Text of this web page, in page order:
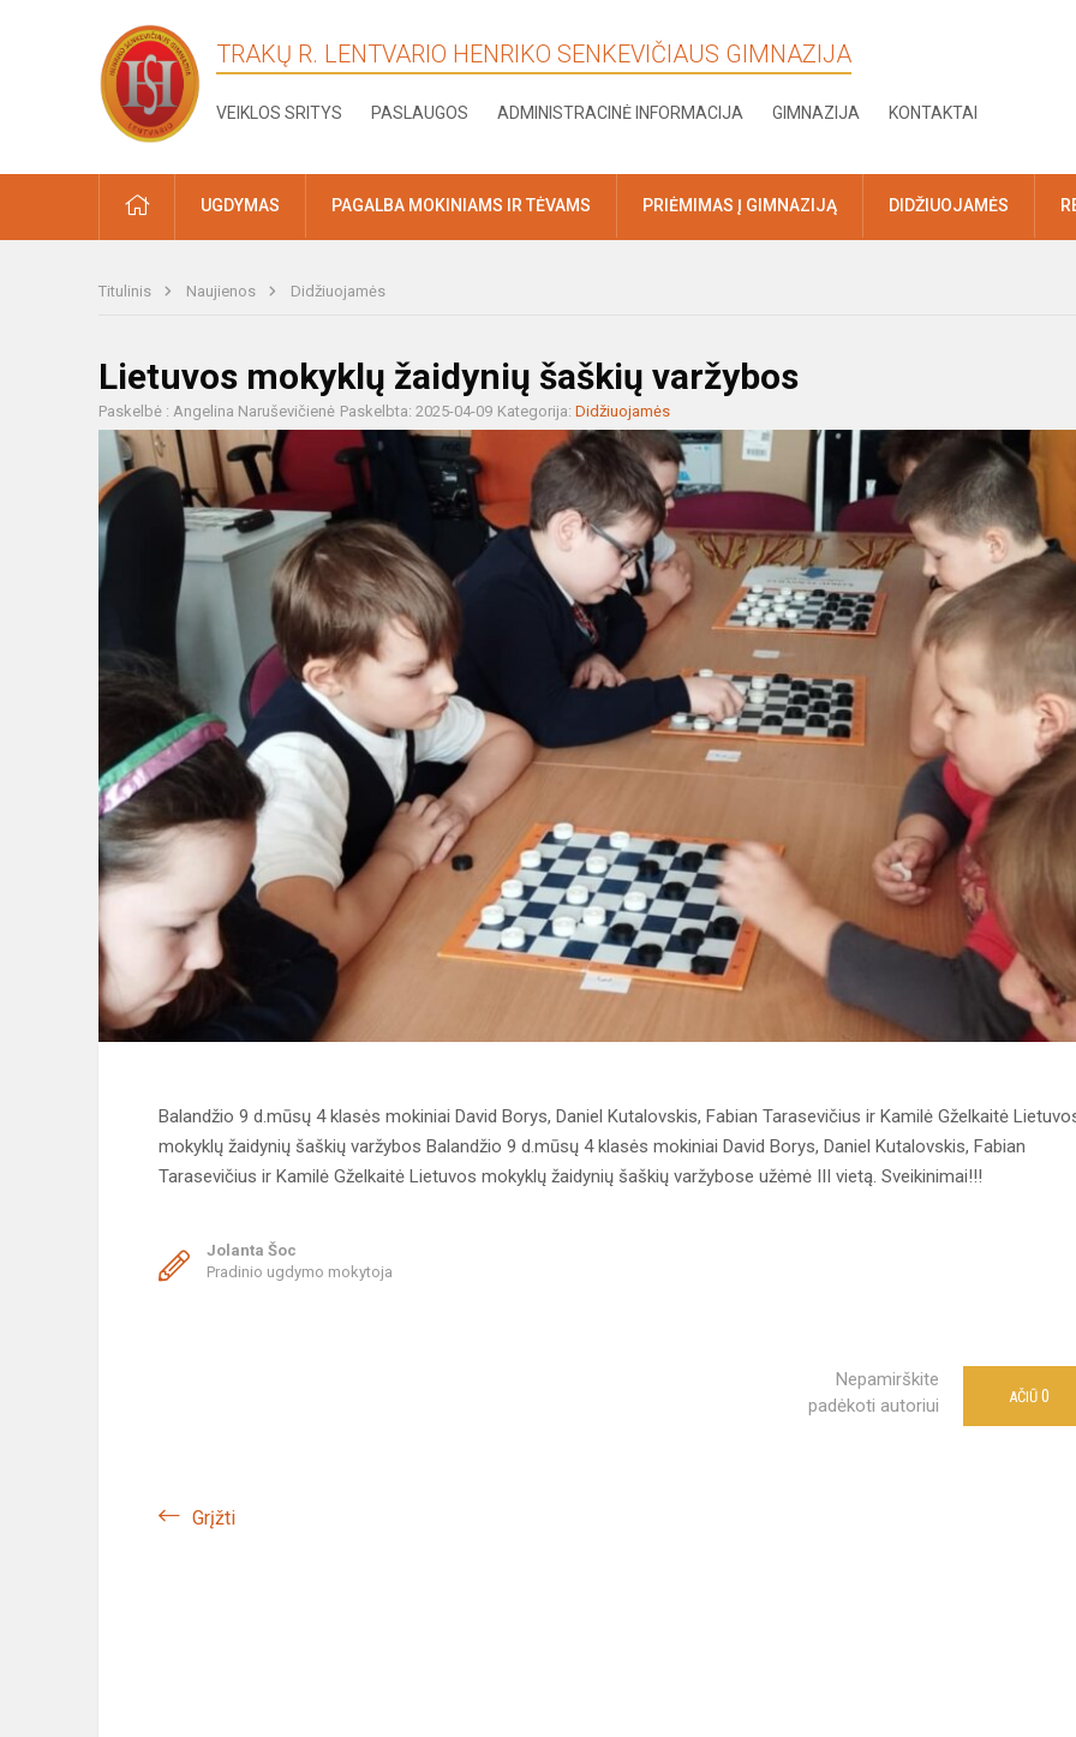
TRAKŲ R. LENTVARIO HENRIKO SENKEVIČIAUS GIMNAZIJA
VEIKLOS SRITYS PASLAUGOS ADMINISTRACINĖ INFORMACIJA GIMNAZIJA KONTAKTAI
PRADŽIAUGDYMAS PAGALBA MOKINIAMS IR TĖVAMS PRIĖMIMAS Į GIMNAZIJĄ DIDŽIUOJAMĖS
Titulinis Naujienos Didžiuojamės
Lietuvos mokyklų žaidynių šaškių varžybos
Paskelbė : Angelina Naruševičienė Paskelbta: 2025-04-09 Kategorija: Didžiuojamės
Balandžio 9 d.mūsų 4 klasės mokiniai David Borys, Daniel Kutalovskis, Fabian Tarasevičius ir Kamilė Gželkaitė
mokyklų žaidynių šaškių varžybos Balandžio 9 d.mūsų 4 klasės mokiniai David Borys, Daniel Kutalovskis, Fabian
Tarasevičius ir Kamilė Gželkaitė Lietuvos mokyklų žaidynių šaškių varžybose užėmė III vietą. Sveikinimai!!!
Jolanta Šoc
Pradinio ugdymo mokytoja
Nepamirškite
padėkoti autoriui
AČIŪ 0
Grįžti